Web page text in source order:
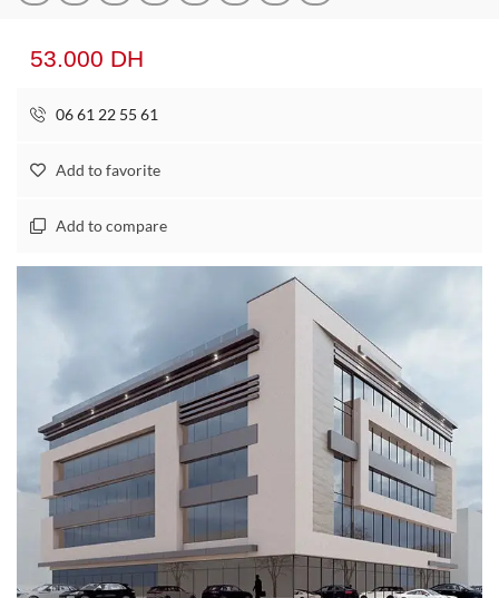
53.000 DH
06 61 22 55 61
Add to favorite
Add to compare